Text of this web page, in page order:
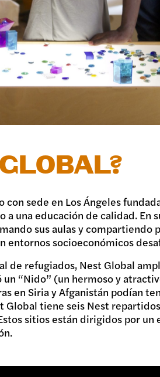
sede en Los Ángeles
una educación de calidad. En
sus aulas y compartiendo
entornos socioeconómicos
de refugiados, Nest Global
un “Nido” (un hermoso y
en Siria y Afganistán podían
Global tiene seis Nest
sitios están dirigidos por